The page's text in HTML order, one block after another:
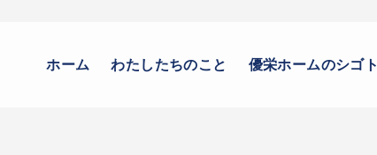
ホーム わたしたちのこと 優栄ホームのシゴト